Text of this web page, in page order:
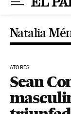
Natalia
ATORES
Sean